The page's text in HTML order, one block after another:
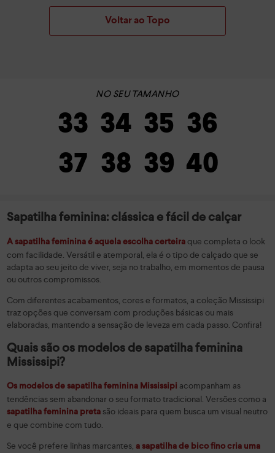
Voltar ao Topo
33 34 35 36
37 38 39 40
Sapatilha feminina: clássica e fácil de calçar
A sapatilha feminina é aquela escolha certeira que completa o look
com facilidade. Versátil e atemporal, ela é o tipo de calçado que se
adapta ao seu jeito de viver, seja no trabalho, em momentos de pausa
ou outros compromissos.
Com diferentes acabamentos, cores e formatos, a coleção Mississipi
traz opções que conversam com produções básicas ou mais
elaboradas, mantendo a sensação de leveza em cada passo. Confira!
Quais são os modelos de sapatilha feminina
Mississipi?
Os modelos de sapatilha feminina Mississipi acompanham as
tendências sem abandonar o seu formato tradicional. Versões como a
sapatilha feminina preta são ideais para quem busca um visual neutro
e que combine com tudo.
Se você prefere linhas marcantes,a sapatilha de bico fino cria uma